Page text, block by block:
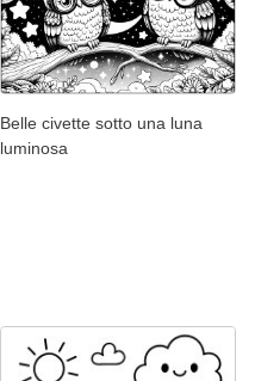
Belle civette sotto una luna
luminosa